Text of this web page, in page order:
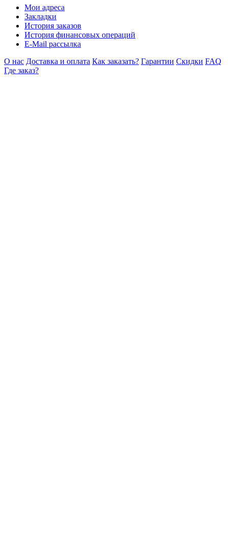
Мои адреса
Закладки
История заказов
История финансовых операций
E-Mail рассылка
О нас Доставка и оплата Как заказать? Гарантии Скидки FAQ
Где заказ?